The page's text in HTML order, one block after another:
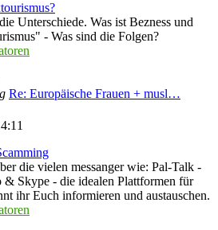
Unterschiede. Was ist Bezness und
- Was sind die Folgen?
Re: Europäische Frauen + musl…
die vielen messanger wie: Pal-Talk -
Skype - die idealen Plattformen für
ihr Euch informieren und austauschen.